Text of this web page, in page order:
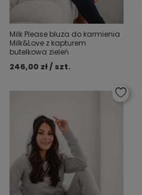
Milk Please bluza do karmienia
Milk&Love z kapturem
butelkowa zieleń
246,00 zł / szt.